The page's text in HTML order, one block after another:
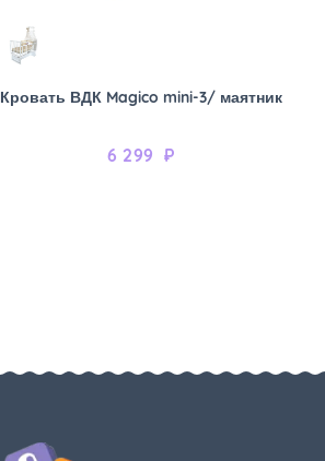
Кровать ВДК Magico mini-3/ маятник
6 299 ₽